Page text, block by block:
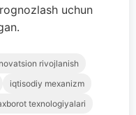
uchun
rivojlanish
iqtisodiy mexanizm
texnologiyalari